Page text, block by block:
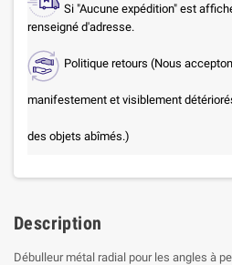
Si "Aucune expédition" est
renseigné d'adresse.
Politique retours (Nous
manifestement et visiblement
des objets abîmés.)
Description
Débulleur métal radial pour les angles à